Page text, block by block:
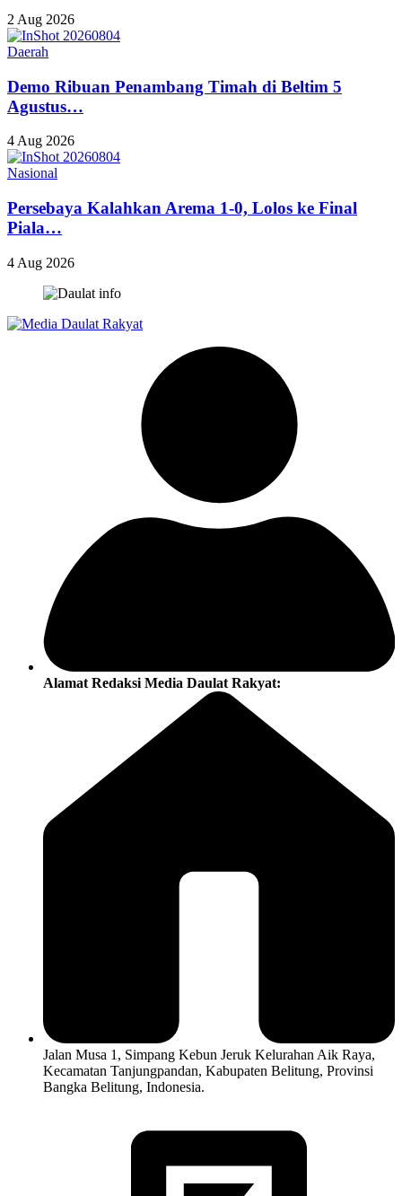
2 Aug 2026
Daerah
Demo Ribuan Penambang Timah di Beltim 5
Agustus…
4 Aug 2026
Nasional
Persebaya Kalahkan Arema 1-0, Lolos ke Final
Piala…
4 Aug 2026
Alamat Redaksi Media Daulat Rakyat:
Jalan Musa 1, Simpang Kebun Jeruk Kelurahan Aik Raya,
Kecamatan Tanjungpandan, Kabupaten Belitung, Provinsi
Bangka Belitung, Indonesia.